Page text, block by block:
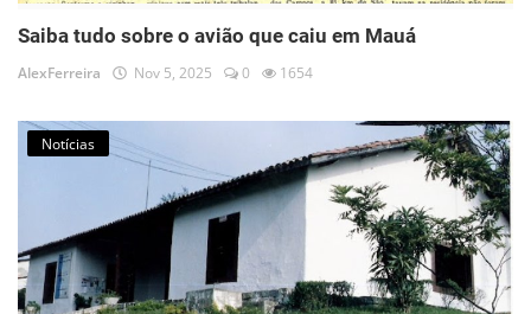
Saiba tudo sobre o avião que caiu em Mauá
AlexFerreira Nov 5, 2025 0 1654
Notícias